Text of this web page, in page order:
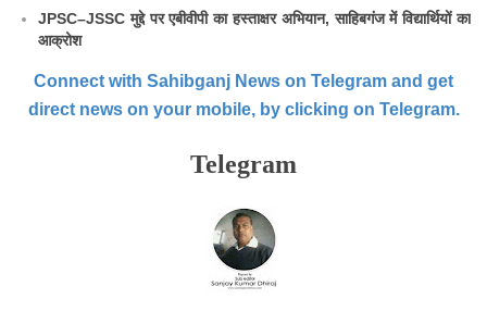
JPSC–JSSC मुद्दे पर एबीवीपी का हस्ताक्षर अभियान, साहिबगंज में विद्यार्थियों का
आक्रोश
Connect with Sahibganj News on Telegram and get
direct news on your mobile, by clicking on Telegram.
Telegram